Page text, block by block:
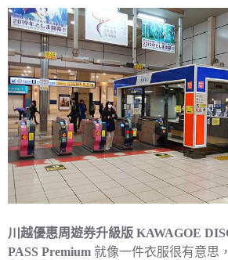
川越優惠周遊券升級版 KAWAGOE
PASS Premium 就像一件衣服很有意思